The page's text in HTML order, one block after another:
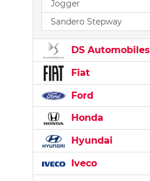
Jogger
Sandero Stepway
DS Automobiles
Fiat
Ford
Honda
Hyundai
Iveco